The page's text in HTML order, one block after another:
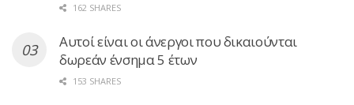
162 SHARES
Αυτοί είναι οι άνεργοι που δικαιούνται
δωρεάν ένσημα 5 έτων
153 SHARES